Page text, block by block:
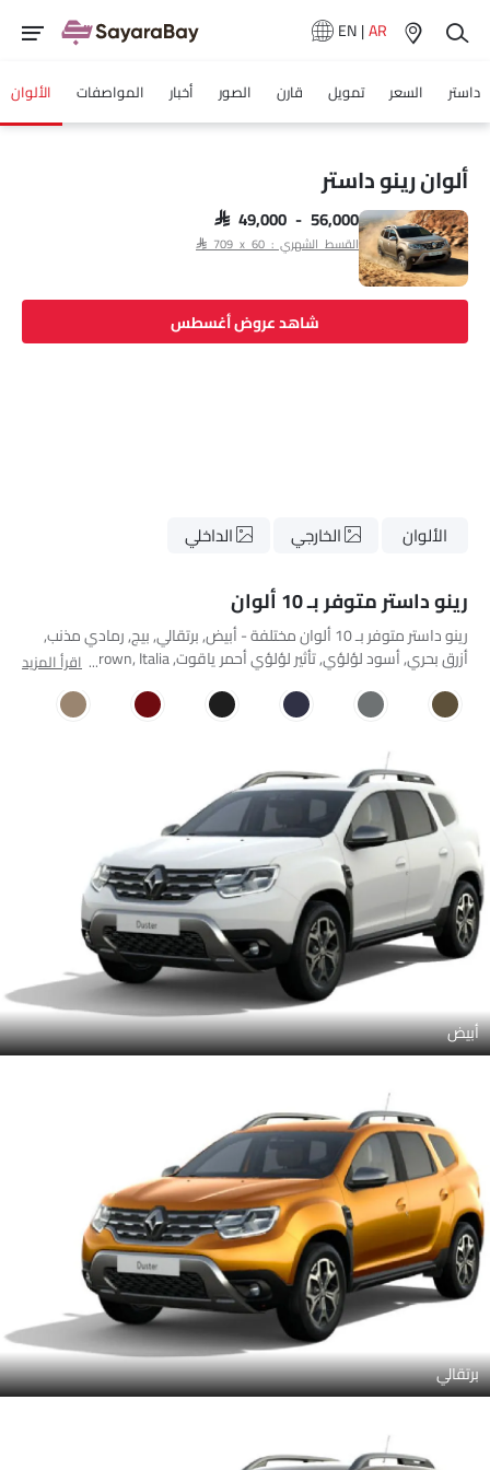
EN|AR
داستر السعر تمويل قارن الصور أخبار المواصفات الألوان
ألوان رينو داستر
SAR 49,000 - 56,000
القسط الشهري : SAR 709 x 60
شاهد عروض أغسطس
الألوان الخارجي الداخلي
رينو داستر متوفر بـ 10 ألوان
رينو داستر متوفر بـ 10 ألوان مختلفة - أبيض, برتقالي, بيج, رمادي مذنب,
أزرق بحري, أسود لؤلؤي, تأثير لؤلؤي أحمر ياقوت, Mink Brown, Italiaاقرأ المزيد
أبيض
برتقالي